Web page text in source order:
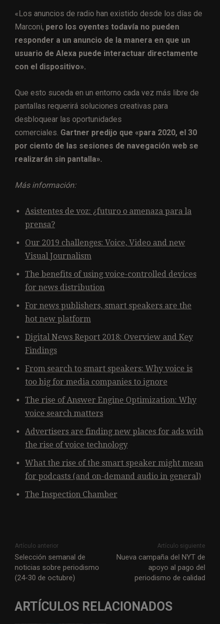
«Los anuncios de radio han existido desde los días de
Marconi, pero los oyentes todavía no pueden
responder a un anuncio de la manera en que un
usuario de Alexa puede interactuar directamente
con el dispositivo».
Que esto suceda en un entorno cada vez más libre de
pantallas requerirá soluciones creativas para
desbloquear las oportunidades
comerciales. Gartner predijo que «para 2020, el 30
por ciento de las sesiones de navegación web se
realizarán sin pantalla».
Más información:
Asistentes de voz: ¿futuro o amenaza para la
prensa?
Our 2019 challenges: Voice, Video and new
Visual Journalism
The benefits of using voice-controlled devices
for news distribution
For news publishers, smart speakers are the
hot new platform
Digital News Report 2018: Overview and Key
Findings
From search to smart speakers: Why voice is
too big for media companies to ignore
The rise of Answer Engine Optimization: Why
voice search matters
Advertisers are finding new places for ads with
the rise of voice technology
What the rise of the smart speaker might mean
for podcasts (and on-demand audio in general)
The Inspection Chamber
Artículo anterior
Selección semanal de
noticias sobre periodismo
(24-30 de octubre)
Artículo siguiente
Nueva campaña del NYT de
apoyo al pago del
periodismo de calidad
ARTÍCULOS RELACIONADOS